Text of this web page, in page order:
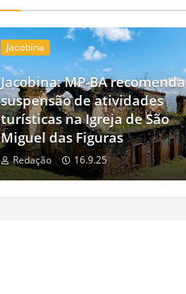
Jacobina
Jacobina: MP-BA recomenda
suspensão de atividades
turísticas na Igreja de São
Miguel das Figuras
Redação 16.9.25